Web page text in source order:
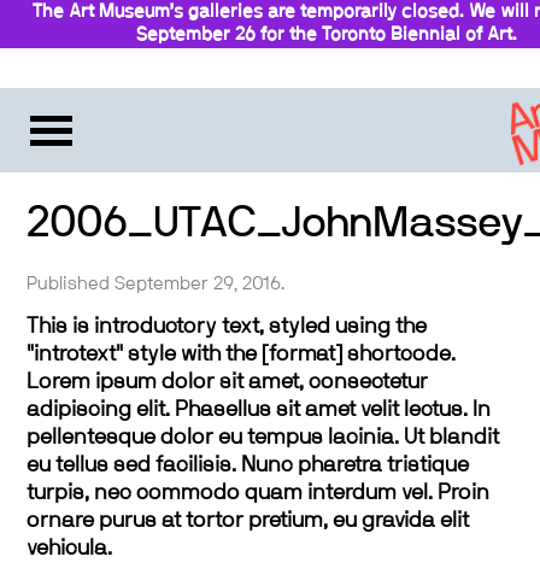
The Art Museum’s galleries are temporarily closed. We will
September 26 for the Toronto Biennial of Art.
Published September 29, 2016.
This is introductory text, styled using the
"introtext" style with the [format] shortcode.
Lorem ipsum dolor sit amet, consectetur
adipiscing elit. Phasellus sit amet velit lectus. In
pellentesque dolor eu tempus lacinia. Ut blandit
eu tellus sed facilisis. Nunc pharetra tristique
turpis, nec commodo quam interdum vel. Proin
ornare purus at tortor pretium, eu gravida elit
vehicula.